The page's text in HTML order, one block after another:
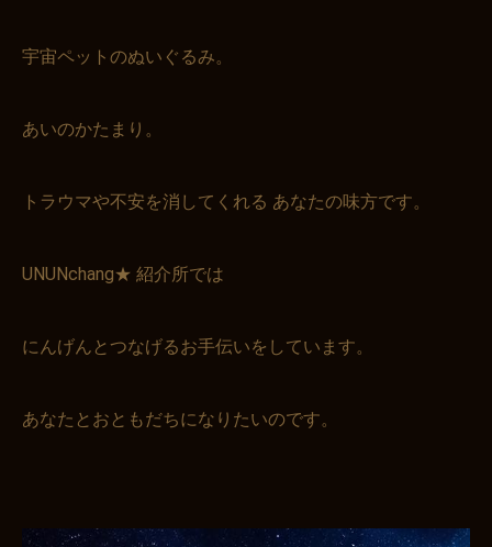
宇宙ペットのぬいぐるみ。
あいのかたまり。
トラウマや不安を消してくれる あなたの味方です。
UNUNchang★ 紹介所では
にんげんとつなげるお手伝いをしています。
あなたとおともだちになりたいのです。